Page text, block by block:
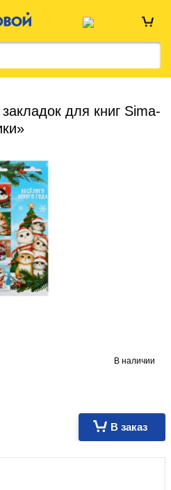
для книг Sima-
В наличии
В заказ
любимых книг.